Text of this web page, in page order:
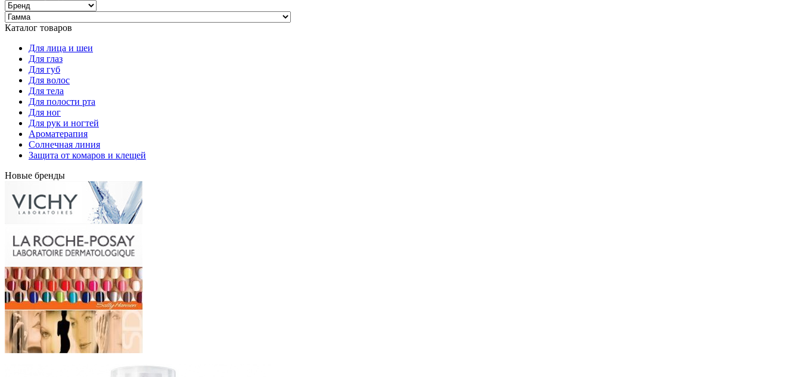
Каталог товаров
Для лица и шеи
Для глаз
Для губ
Для волос
Для тела
Для полости рта
Для ног
Для рук и ногтей
Ароматерапия
Солнечная линия
Защита от комаров и клещей
Новые бренды